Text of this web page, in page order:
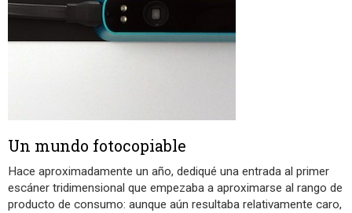
Un mundo fotocopiable
Hace aproximadamente un año, dediqué una entrada al primer
escáner tridimensional que empezaba a aproximarse al rango de
producto de consumo: aunque aún resultaba relativamente caro,